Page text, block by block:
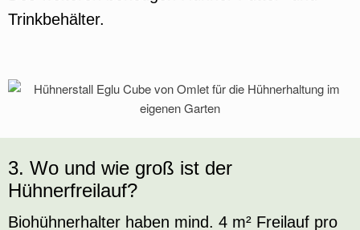
Trinkbehälter.
3. Wo und wie groß ist der
Hühnerfreilauf?
Biohühnerhalter haben mind. 4 m² Freilauf pro